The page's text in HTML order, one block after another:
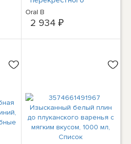
действия weiß, 3 Stück
Aufsteckbürsten
#25910829
Oral B
2 934 ₽